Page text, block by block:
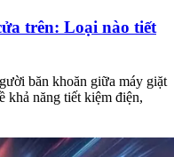
trên: Loại nào tiết
băn khoăn giữa máy giặt
khả năng tiết kiệm điện,